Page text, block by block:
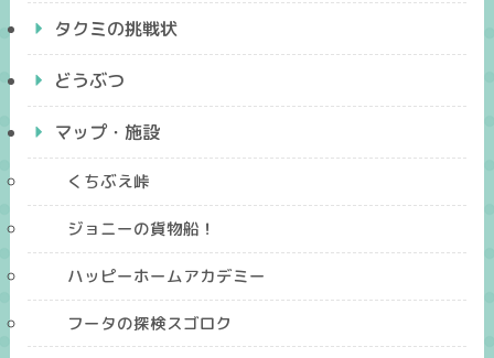
タクミの挑戦状
どうぶつ
マップ・施設
くちぶえ峠
ジョニーの貨物船！
ハッピーホームアカデミー
フータの探検スゴロク